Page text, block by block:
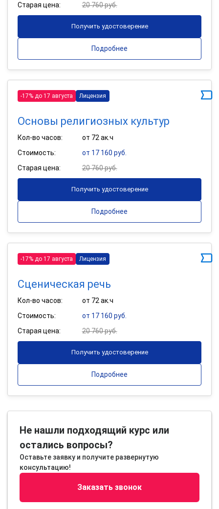
Старая цена: 20 760 руб.
Получить удостоверение
Подробнее
-17% до 17 августа Лицензия
Основы религиозных культур
Кол-во часов:
от 72 ак.ч
Стоимость:
от 17 160 руб.
Старая цена:
20 760 руб.
Получить удостоверение
Подробнее
-17% до 17 августа Лицензия
Сценическая речь
Кол-во часов:
от 72 ак.ч
Стоимость:
от 17 160 руб.
Старая цена:
20 760 руб.
Получить удостоверение
Подробнее
Не нашли подходящий курс или
остались вопросы?
Оставьте заявку и получите развернутую
консультацию!
Заказать звонок